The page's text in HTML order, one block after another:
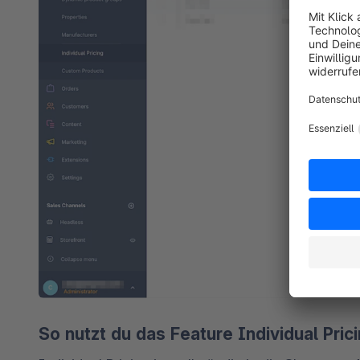
So nutzt du das Feature Individual